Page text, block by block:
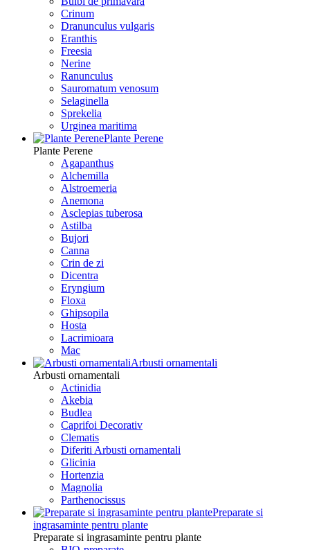
Crinum
Dranunculus vulgaris
Eranthis
Freesiа
Nerine
Ranunculus
Sauromatum venosum
Selaginella
Sprekelia
Urginea maritima
Plante Perene
Plante Perene
Agapanthus
Alchemilla
Alstroemeria
Anemona
Asclepias tuberosa
Astilba
Bujori
Canna
Crin de zi
Dicentra
Eryngium
Floxa
Ghipsopila
Hosta
Lacrimioara
Mac
Arbusti ornamentali
Arbusti ornamentali
Actinidia
Akebia
Budlea
Caprifoi Decorativ
Clematis
Diferiti Arbusti ornamentali
Glicinia
Hortenzia
Magnolia
Parthenocissus
Preparate si
ingrasaminte pentru plante
Preparate si ingrasaminte pentru plante